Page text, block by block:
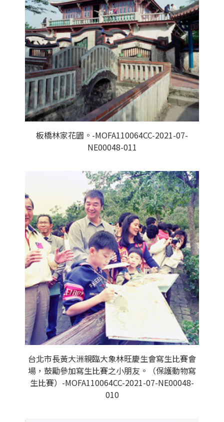
板橋林家花園。-MOFA110064CC-2021-07-
NE00048-011
台北市長黃大洲親臨大象林旺慶生會寫生比賽會
場，鼓勵參加寫生比賽之小朋友。（保護動物寫
生比賽）-MOFA110064CC-2021-07-NE00048-
010